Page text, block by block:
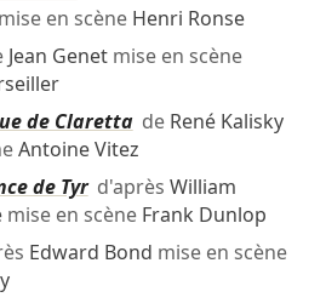
mise en scène Henri Ronse
Jean Genetmise en scène
de Clarettade René Kalisky
Antoine Vitez
de Tyrd'après William
mise en scène Frank Dunlop
Edward Bond mise en scène